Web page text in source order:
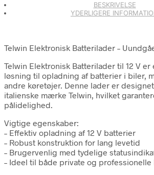
BESKRIVELSE
YDERLIGERE
Telwin Elektronisk Batterilader –
Telwin Elektronisk Batterilader til 12 V er
løsning til opladning af batterier i biler,
andre køretøjer. Denne lader er
italienske mærke Telwin, hvilket
pålidelighed.
Vigtige egenskaber:
– Effektiv opladning af 12 V batterier
– Robust konstruktion for lang levetid
– Brugervenlig med tydelige
– Ideel til både private og